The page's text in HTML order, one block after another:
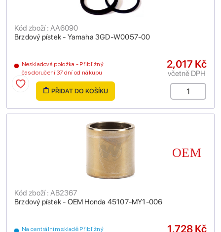
Brzdový pístek - Yamaha 3GD-W0057-00
Kód zboží : AA6090
Neskladová položka - Přibližný
čas doručení 37 dní od nákupu
2,017 Kč
včetně DPH
PŘIDAT DO KOŠÍKU
Brzdový pístek - OEM Honda 45107-MY1-006
Kód zboží : AB2367
Na centrálním skladě Přibližný
1,728 Kč